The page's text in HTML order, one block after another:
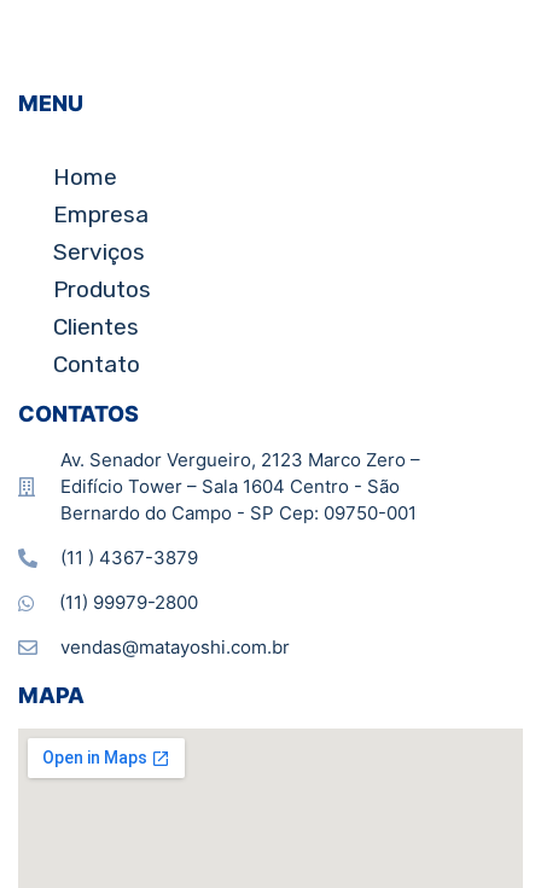
MENU
Home
Empresa
Serviços
Produtos
Clientes
Contato
CONTATOS
Av. Senador Vergueiro, 2123 Marco Zero –
Edifício Tower – Sala 1604 Centro - São
Bernardo do Campo - SP Cep: 09750-001
(11 ) 4367-3879
(11) 99979-2800
vendas@matayoshi.com.br
MAPA